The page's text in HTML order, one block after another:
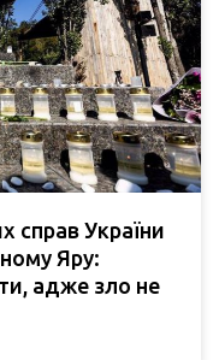
справ України
Яру:
адже зло не